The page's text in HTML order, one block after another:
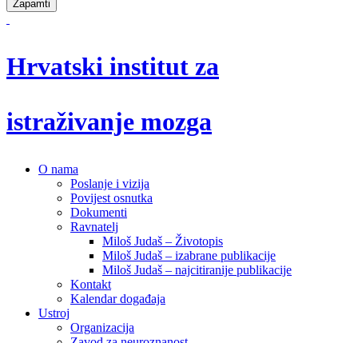
Zapamti
Hrvatski institut za
istraživanje mozga
O nama
Poslanje i vizija
Povijest osnutka
Dokumenti
Ravnatelj
Miloš Judaš – Životopis
Miloš Judaš – izabrane publikacije
Miloš Judaš – najcitiranije publikacije
Kontakt
Kalendar događaja
Ustroj
Organizacija